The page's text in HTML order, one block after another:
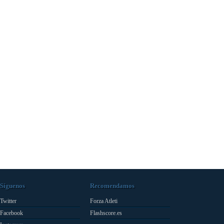
Síguenos
Twitter
Facebook
Recomendamos
Forza Atleti
Flashscore.es